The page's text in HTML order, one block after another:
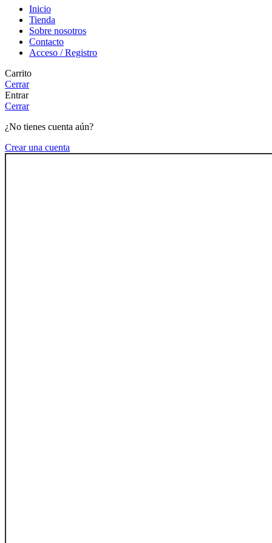
Inicio
Tienda
Sobre nosotros
Contacto
Acceso / Registro
Carrito
Cerrar
Entrar
Cerrar
¿No tienes cuenta aún?
Crear una cuenta